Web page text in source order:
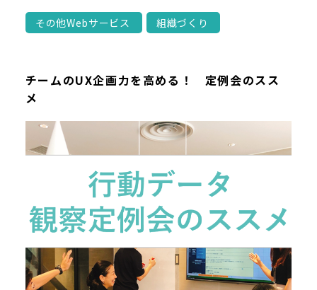
その他Webサービス 組織づくり
チームのUX企画力を高める！ 定例会のスス
メ